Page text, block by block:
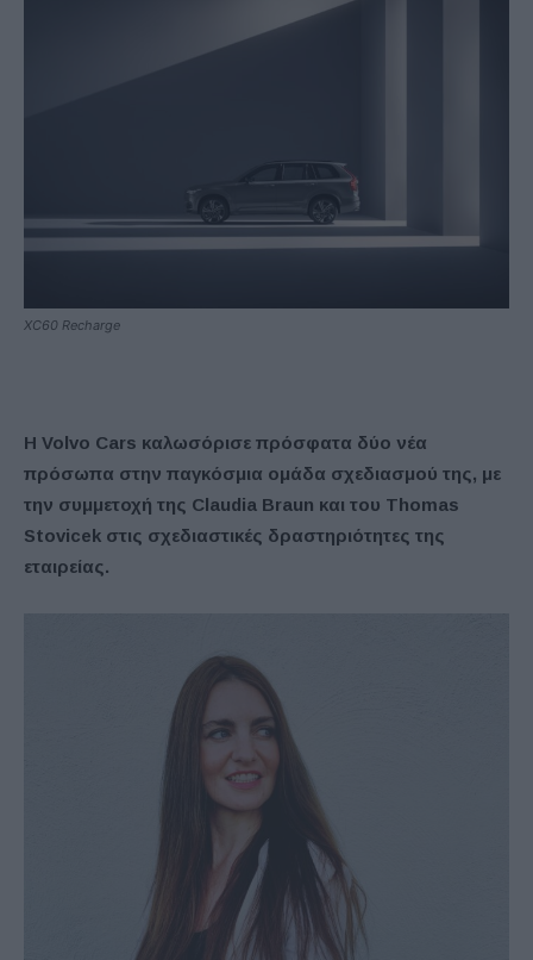
XC60 Recharge
Η Volvo Cars καλωσόρισε πρόσφατα δύο νέα
πρόσωπα στην παγκόσμια ομάδα σχεδιασμού της, με
την συμμετοχή της Claudia Braun και του Thomas
Stovicek στις σχεδιαστικές δραστηριότητες της
εταιρείας.